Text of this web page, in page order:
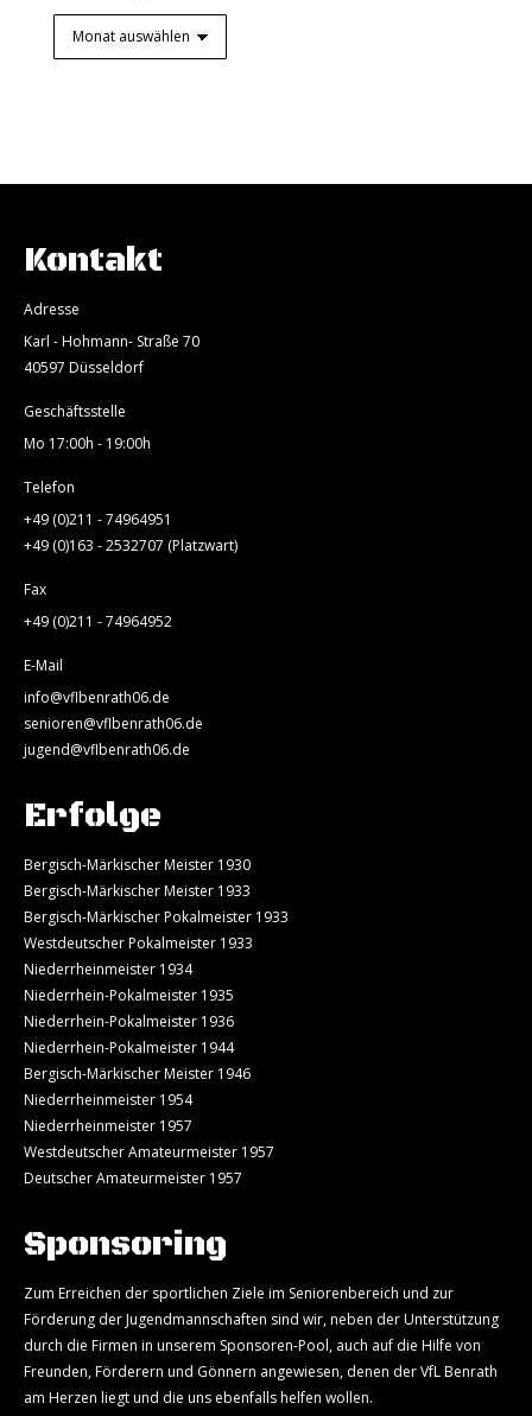
Kontakt
Adresse
Karl - Hohmann- Straße 70
40597 Düsseldorf
Geschäftsstelle
Mo 17:00h - 19:00h
Telefon
+49 (0)211 - 74964951
+49 (0)163 - 2532707 (Platzwart)
Fax
+49 (0)211 - 74964952
E-Mail
info@vflbenrath06.de
senioren@vflbenrath06.de
jugend@vflbenrath06.de
Erfolge
Bergisch-Märkischer Meister 1930
Bergisch-Märkischer Meister 1933
Bergisch-Märkischer Pokalmeister 1933
Westdeutscher Pokalmeister 1933
Niederrheinmeister 1934
Niederrhein-Pokalmeister 1935
Niederrhein-Pokalmeister 1936
Niederrhein-Pokalmeister 1944
Bergisch-Märkischer Meister 1946
Niederrheinmeister 1954
Niederrheinmeister 1957
Westdeutscher Amateurmeister 1957
Deutscher Amateurmeister 1957
Sponsoring
Zum Erreichen der sportlichen Ziele im Seniorenbereich und zur
Förderung der Jugendmannschaften sind wir, neben der Unterstützung
durch die Firmen in unserem Sponsoren-Pool, auch auf die Hilfe von
Freunden, Förderern und Gönnern angewiesen, denen der VfL Benrath
am Herzen liegt und die uns ebenfalls helfen wollen.